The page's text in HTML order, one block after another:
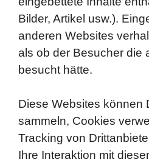
Bilder, Artikel usw.).
anderen Websites
als ob der Besucher die
besucht hätte.
Diese Websites können
sammeln, Cookies
Tracking von
Ihre Interaktion mit